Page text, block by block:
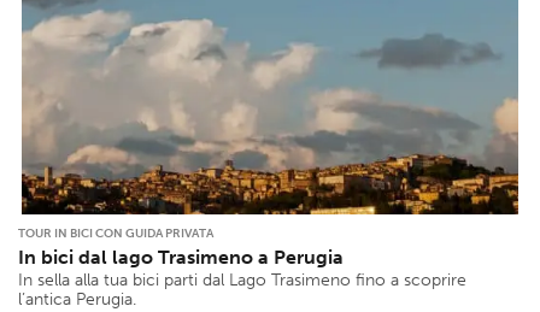
TOUR IN BICI CON GUIDA PRIVATA
In bici dal lago Trasimeno a Perugia
In sella alla tua bici parti dal Lago Trasimeno fino a scoprire
l’antica Perugia.